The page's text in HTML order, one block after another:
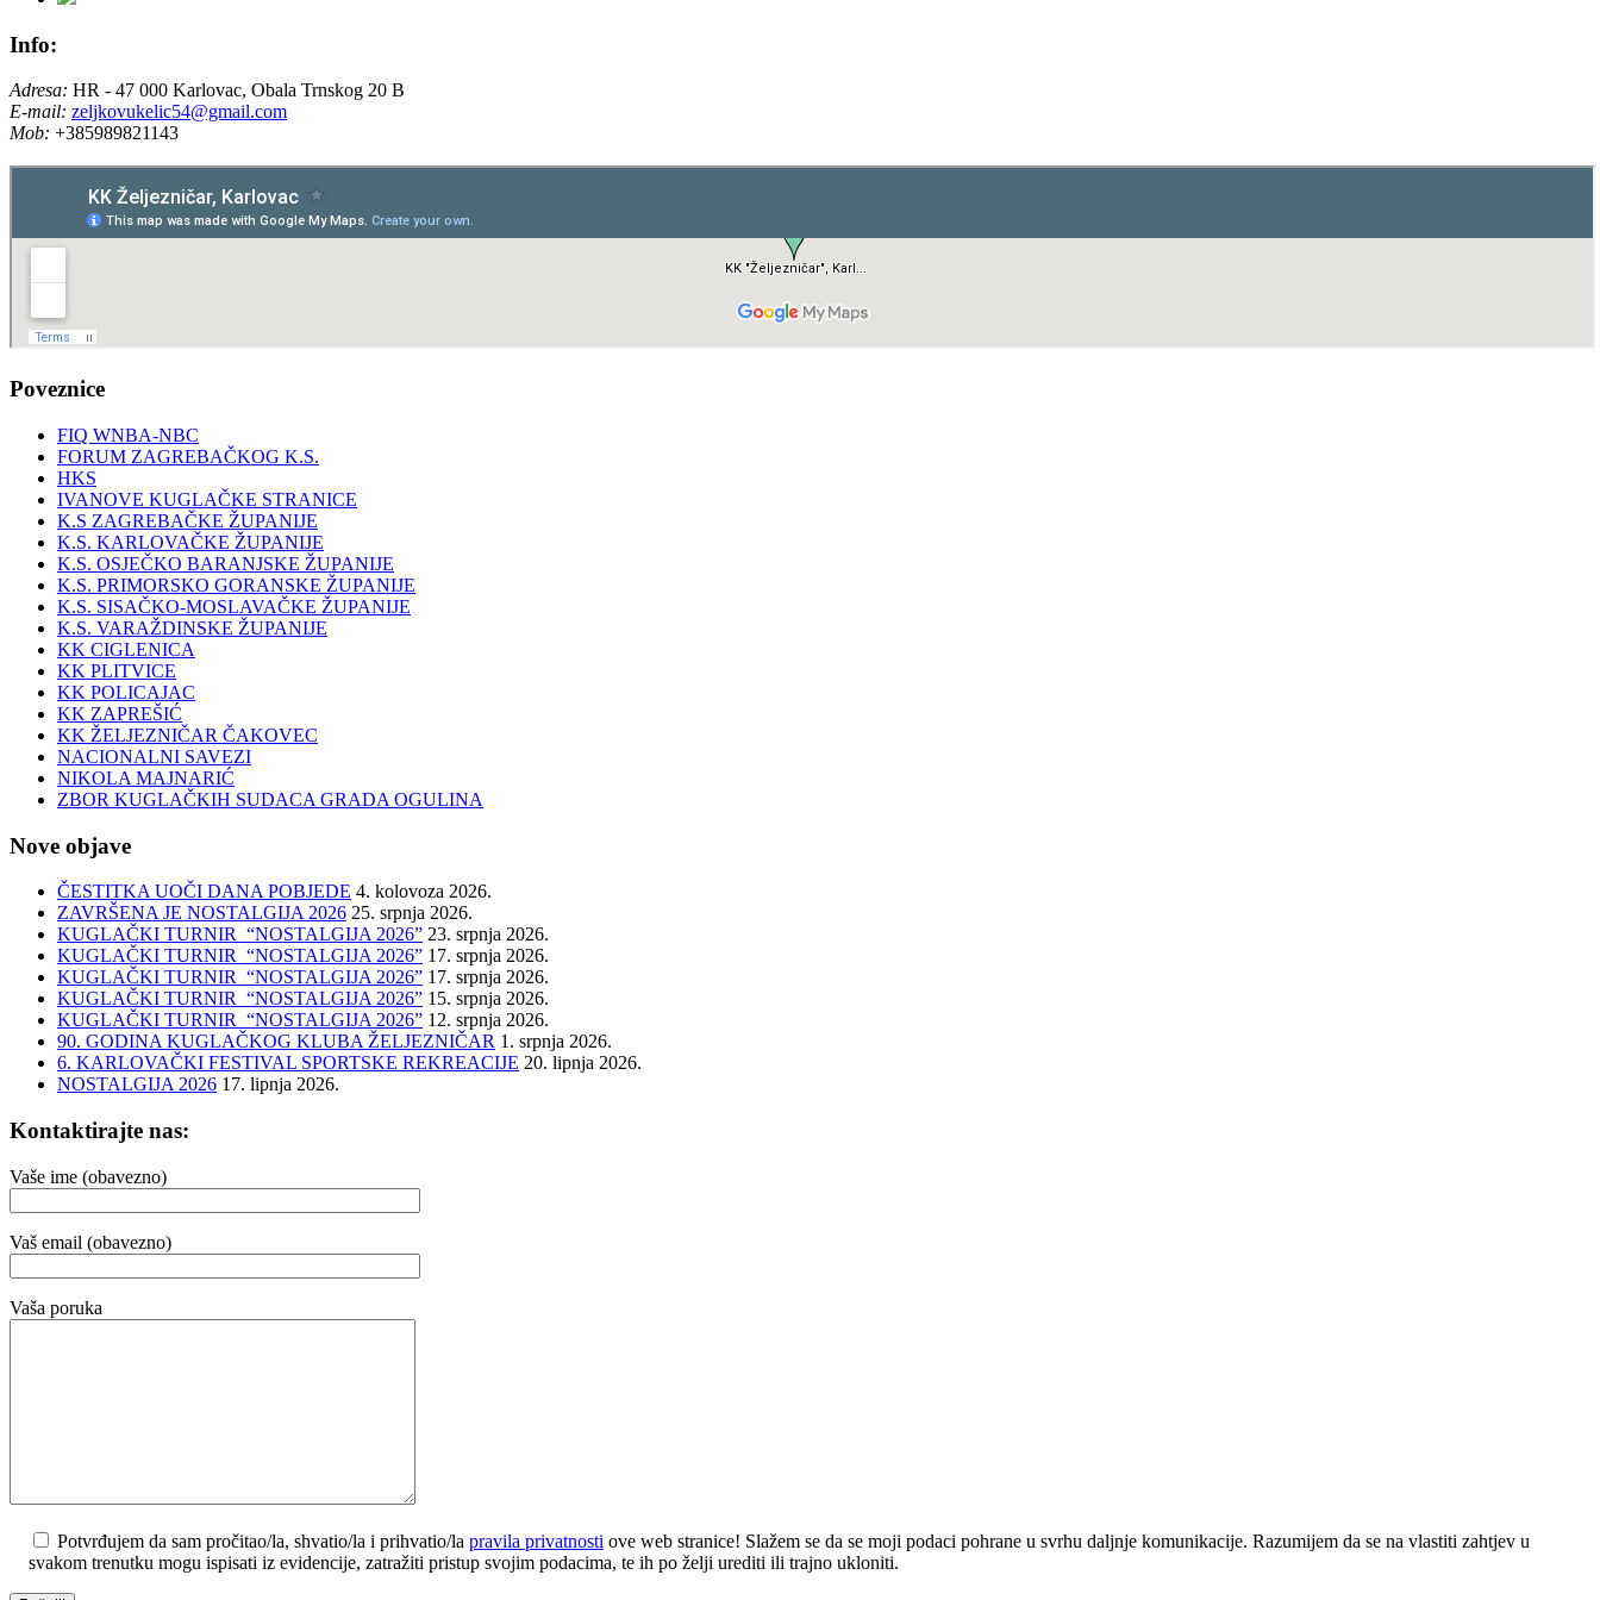
Info:
Adresa: HR - 47 000 Karlovac, Obala Trnskog 20 B
E-mail: zeljkovukelic54@gmail.com
Mob: +385989821143
Poveznice
FIQ WNBA-NBC
FORUM ZAGREBAČKOG K.S.
HKS
IVANOVE KUGLAČKE STRANICE
K.S ZAGREBAČKE ŽUPANIJE
K.S. KARLOVAČKE ŽUPANIJE
K.S. OSJEČKO BARANJSKE ŽUPANIJE
K.S. PRIMORSKO GORANSKE ŽUPANIJE
K.S. SISAČKO-MOSLAVAČKE ŽUPANIJE
K.S. VARAŽDINSKE ŽUPANIJE
KK CIGLENICA
KK PLITVICE
KK POLICAJAC
KK ZAPREŠIĆ
KK ŽELJEZNIČAR ČAKOVEC
NACIONALNI SAVEZI
NIKOLA MAJNARIĆ
ZBOR KUGLAČKIH SUDACA GRADA OGULINA
Nove objave
ČESTITKA UOČI DANA POBJEDE 4. kolovoza 2026.
ZAVRŠENA JE NOSTALGIJA 2026 25. srpnja 2026.
KUGLAČKI TURNIR “NOSTALGIJA 2026” 23. srpnja 2026.
KUGLAČKI TURNIR “NOSTALGIJA 2026” 17. srpnja 2026.
KUGLAČKI TURNIR “NOSTALGIJA 2026” 17. srpnja 2026.
KUGLAČKI TURNIR “NOSTALGIJA 2026” 15. srpnja 2026.
KUGLAČKI TURNIR “NOSTALGIJA 2026” 12. srpnja 2026.
90. GODINA KUGLAČKOG KLUBA ŽELJEZNIČAR 1. srpnja 2026.
6. KARLOVAČKI FESTIVAL SPORTSKE REKREACIJE 20. lipnja 2026.
NOSTALGIJA 2026 17. lipnja 2026.
Kontaktirajte nas:
Vaše ime (obavezno)
Vaš email (obavezno)
Vaša poruka
Potvrđujem da sam pročitao/la, shvatio/la i prihvatio/la pravila privatnosti ove web stranice! Slažem se da se moji podaci pohrane u svrhu daljnje komunikacije. Razumijem da se na vlastiti zahtjev u
svakom trenutku mogu ispisati iz evidencije, zatražiti pristup svojim podacima, te ih po želji urediti ili trajno ukloniti.